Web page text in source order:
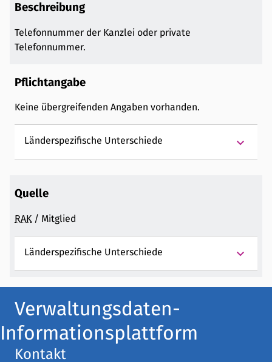
Beschreibung
Telefonnummer der Kanzlei oder private
Telefonnummer.
Pflichtangabe
Keine übergreifenden Angaben vorhanden.
Länderspezifische Unterschiede keyboard_arrow_down
Quelle
RAK / Mitglied
Länderspezifische Unterschiede keyboard_arrow_down
Verwaltungsdaten-
Informationsplattform
Kontakt